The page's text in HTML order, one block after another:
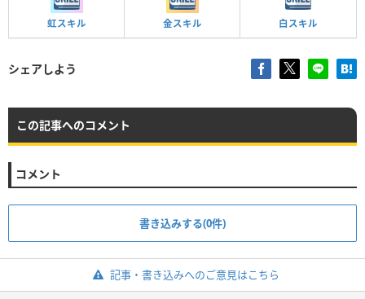
虹スキル 金スキル 白スキル
シェアしよう
この記事へのコメント
コメント
書き込みする(0件)
記事・書き込みへのご意見はこちら